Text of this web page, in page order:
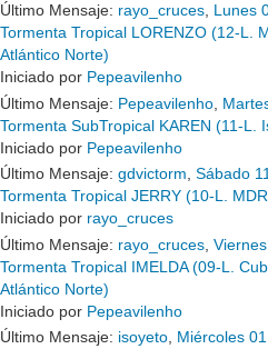
Último Mensaje: rayo_cruces Lunes
Tormenta Tropical LORENZO (12-L.
Atlántico Norte)
Iniciado por Pepeavilenho
Último Mensaje: Pepeavilenho
Tormenta SubTropical KAREN (11-L.
Iniciado por Pepeavilenho
Último Mensaje: gdvictorm, Sábado
Tormenta Tropical JERRY (10-L.
Iniciado por rayo_cruces
Último Mensaje: rayo_cruces
Tormenta Tropical IMELDA (09-L.
Atlántico Norte)
Iniciado por Pepeavilenho
Último Mensaje: isoyeto, Miércoles